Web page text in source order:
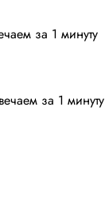
за 1 минуту
за 1 минуту